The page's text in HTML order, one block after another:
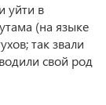
уйти в
(на языке
так звали
свой род